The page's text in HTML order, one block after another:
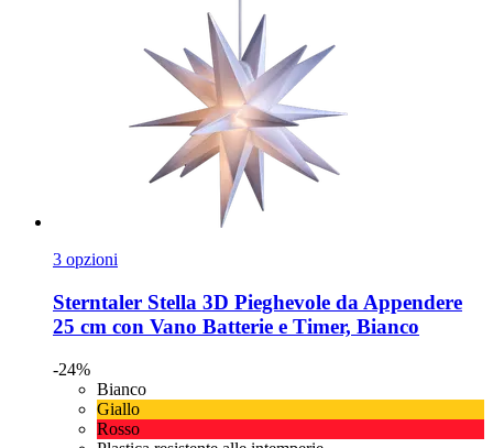
3 opzioni
Sterntaler Stella 3D Pieghevole da Appendere
25 cm con Vano Batterie e Timer, Bianco
-24%
Bianco
Giallo
Rosso